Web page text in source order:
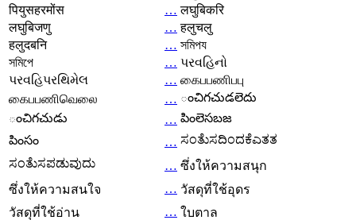
पियुसहरमोंस
… लघुबिकरि
लघुबिजणु
… हलुचलु
हलुदबनि
… সমিপয
সমিপে
… પરવહિનો
પરવહિપરથિમેલ
… கைபபணிபபு
கைபபணிவெலை
… ంచిగచుడలెదు
ంచిగచుడు
… పింలెసబజ
పింసం
… ಸಂತೆುಸದಿಂದಕೆಎತತ
ಸಂತೆುಸಪಡುವುದು
… ซึ่งให้ความสนุก
ซึ่งให้ความสนใจ
… วัสดุที่ใช้อุดร
วัสดุที่ใช้อ่าน
… ใบตาล